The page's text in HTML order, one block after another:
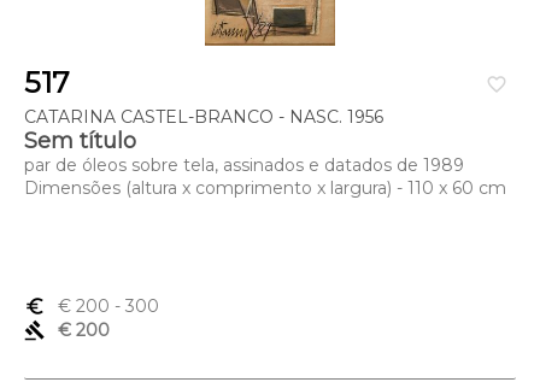
favorite_border
517
CATARINA CASTEL-BRANCO - NASC. 1956
Sem título
par de óleos sobre tela, assinados e datados de 1989
Dimensões (altura x comprimento x largura) - 110 x 60 cm
euro_symbol € 200 - 300
gavel
€ 200